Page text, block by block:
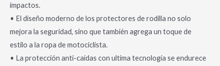
impactos.
• El diseño moderno de los protectores de rodilla no solo
mejora la seguridad, sino que también agrega un toque de
estilo a la ropa de motociclista.
• La protección anti-caídas con ultima tecnología se endurece